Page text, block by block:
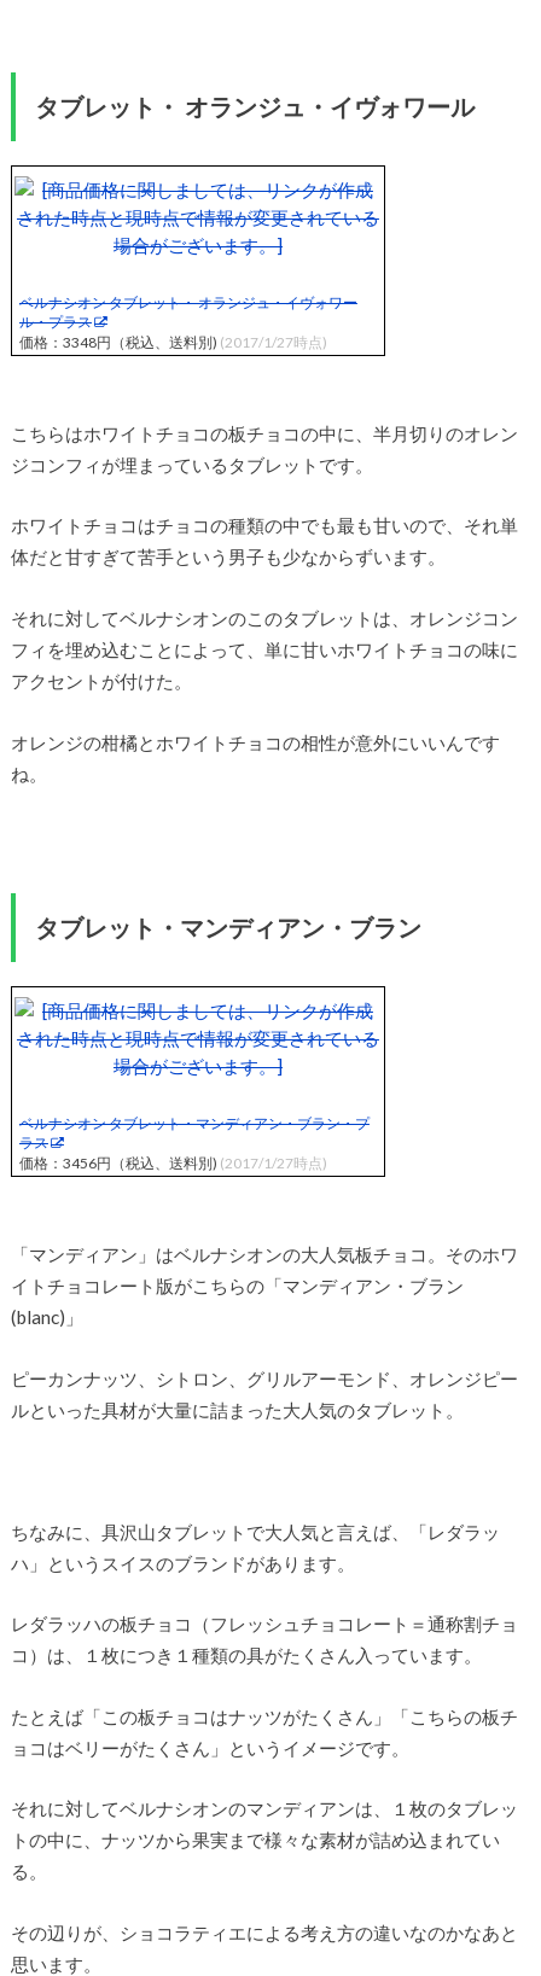
タブレット・ オランジュ・イヴォワール
ベルナシオン タブレット・ オランジュ・イヴォワー
ル・プラス
価格：3348円（税込、送料別) (2017/1/27時点)
こちらはホワイトチョコの板チョコの中に、半月切りのオレン
ジコンフィが埋まっているタブレットです。
ホワイトチョコはチョコの種類の中でも最も甘いので、それ単
体だと甘すぎて苦手という男子も少なからずいます。
それに対してベルナシオンのこのタブレットは、オレンジコン
フィを埋め込むことによって、単に甘いホワイトチョコの味に
アクセントが付けた。
オレンジの柑橘とホワイトチョコの相性が意外にいいんです
ね。
タブレット・マンディアン・ブラン
ベルナシオン タブレット・マンディアン・ブラン・プ
ラス
価格：3456円（税込、送料別) (2017/1/27時点)
「マンディアン」はベルナシオンの大人気板チョコ。そのホワ
イトチョコレート版がこちらの「マンディアン・ブラン
(blanc)」
ピーカンナッツ、シトロン、グリルアーモンド、オレンジピー
ルといった具材が大量に詰まった大人気のタブレット。
ちなみに、具沢山タブレットで大人気と言えば、「レダラッ
ハ」というスイスのブランドがあります。
レダラッハの板チョコ（フレッシュチョコレート＝通称割チョ
コ）は、１枚につき１種類の具がたくさん入っています。
たとえば「この板チョコはナッツがたくさん」「こちらの板チ
ョコはベリーがたくさん」というイメージです。
それに対してベルナシオンのマンディアンは、１枚のタブレッ
トの中に、ナッツから果実まで様々な素材が詰め込まれてい
る。
その辺りが、ショコラティエによる考え方の違いなのかなあと
思います。